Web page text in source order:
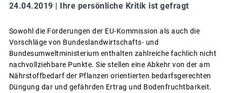
24.04.2019 | Ihre persönliche Kritik ist gefragt
Sowohl die Forderungen der EU-Kommission als auch die
Vorschläge von Bundeslandwirtschafts- und
Bundesumweltministerium enthalten zahlreiche fachlich nicht
nachvollziehbare Punkte. Sie stellen eine Abkehr von der am
Nährstoffbedarf der Pflanzen orientierten bedarfsgerechten
Düngung dar und gefährden Ertrag und Bodenfruchtbarkeit.